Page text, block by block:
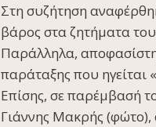
Στη συζήτηση
βάρος στα ζητήματα
Παράλληλα,
παράταξης που ηγείται
Επίσης, σε παρέμβασή
Γιάννης Μακρής (φώτο),